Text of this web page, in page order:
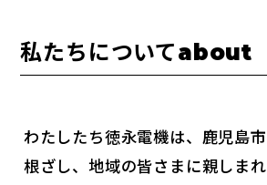
私たちについてabout
わたしたち徳永電機は、鹿児島
根ざし、地域の皆さまに親しま